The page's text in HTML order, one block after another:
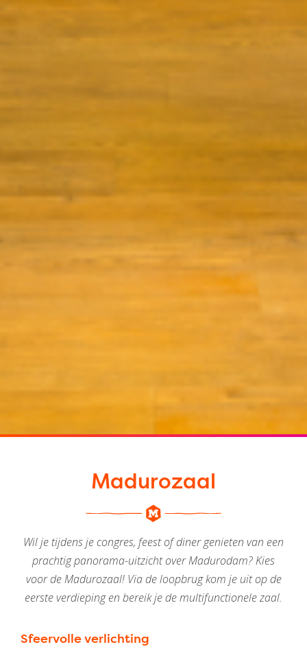
Madurozaal
Wil je tijdens je congres, feest of diner genieten van een
prachtig panorama-uitzicht over Madurodam? Kies
voor de Madurozaal! Via de loopbrug kom je uit op de
eerste verdieping en bereik je de multifunctionele zaal.
Sfeervolle verlichting